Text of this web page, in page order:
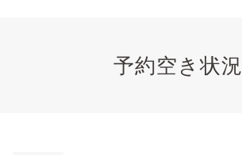
予約空き状況